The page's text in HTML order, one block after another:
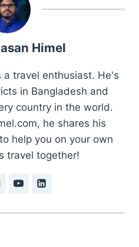
Himel
a travel enthusiast. He's
in Bangladesh and
country in the world.
he shares his
help you on your own
travel together!